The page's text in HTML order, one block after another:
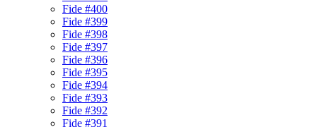
Fide #400
Fide #399
Fide #398
Fide #397
Fide #396
Fide #395
Fide #394
Fide #393
Fide #392
Fide #391